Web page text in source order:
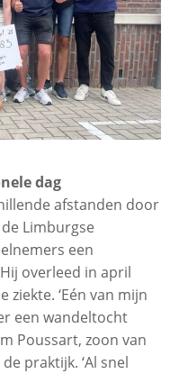
dag
afstanden door
Limburgse
een
overleed in april
ziekte. ‘Eén van mijn
een wandeltocht
Poussart, zoon van
praktijk. ‘Al snel